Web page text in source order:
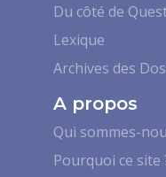
Du côté de
Lexique
Archives des
A propos
Qui sommes-
Pourquoi ce site